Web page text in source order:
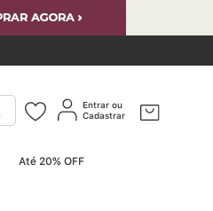
Entrar ou
Cadastrar
Até 20% OFF